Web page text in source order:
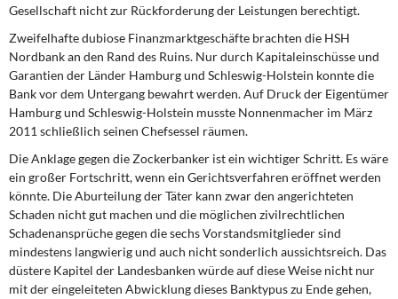
Gesellschaft nicht zur Rückforderung der Leistungen berechtigt.
Zweifelhafte dubiose Finanzmarktgeschäfte brachten die HSH
Nordbank an den Rand des Ruins. Nur durch Kapitaleinschüsse und
Garantien der Länder Hamburg und Schleswig-Holstein konnte die
Bank vor dem Untergang bewahrt werden. Auf Druck der Eigentümer
Hamburg und Schleswig-Holstein musste Nonnenmacher im März
2011 schließlich seinen Chefsessel räumen.
Die Anklage gegen die Zockerbanker ist ein wichtiger Schritt. Es wäre
ein großer Fortschritt, wenn ein Gerichtsverfahren eröffnet werden
könnte. Die Aburteilung der Täter kann zwar den angerichteten
Schaden nicht gut machen und die möglichen zivilrechtlichen
Schadenansprüche gegen die sechs Vorstandsmitglieder sind
mindestens langwierig und auch nicht sonderlich aussichtsreich. Das
düstere Kapitel der Landesbanken würde auf diese Weise nicht nur
mit der eingeleiteten Abwicklung dieses Banktypus zu Ende gehen,